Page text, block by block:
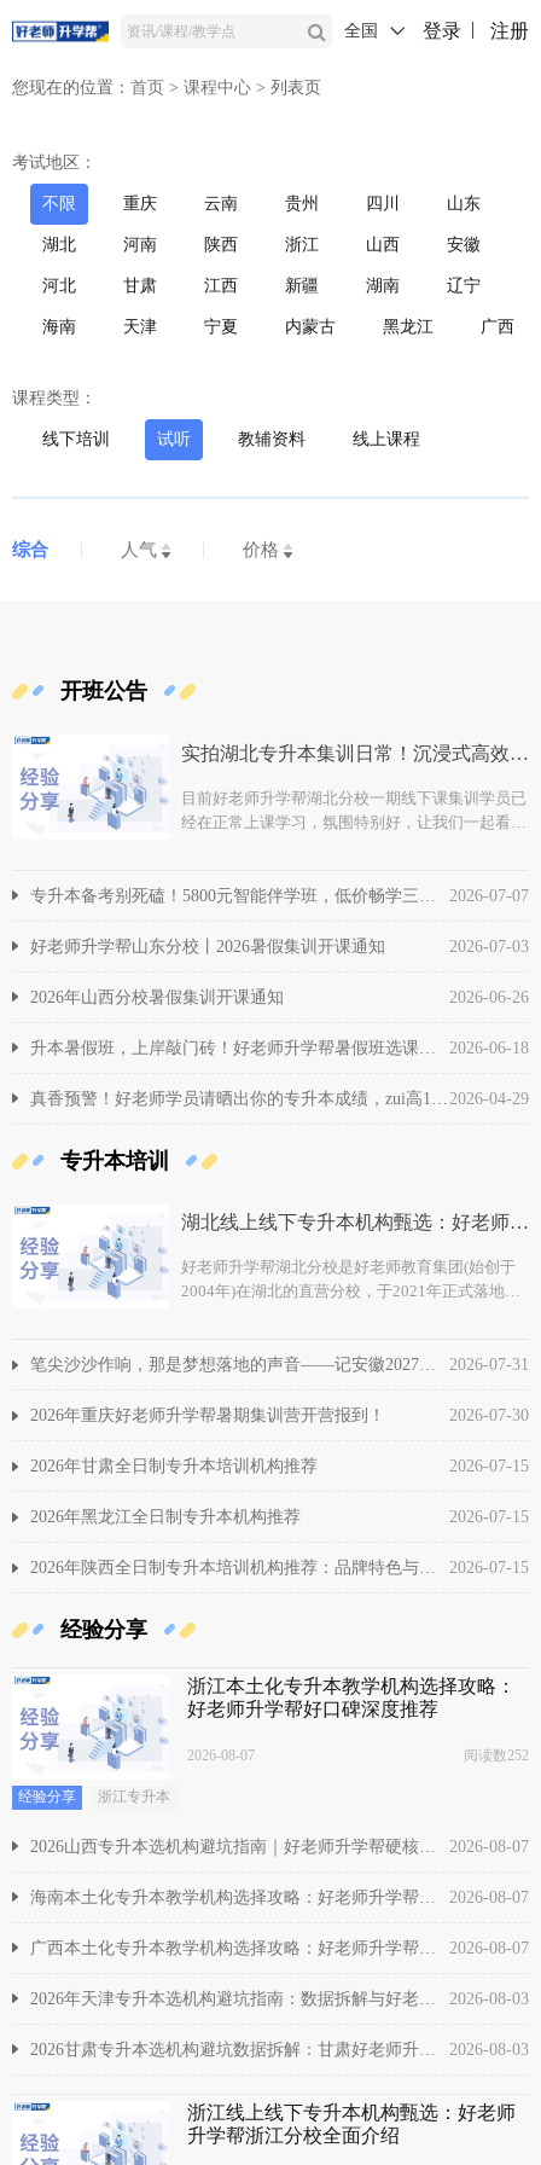
全国 登录 注册
您现在的位置： 首页 > 课程中心 > 列表页
考试地区：
不限 重庆 云南 贵州 四川 山东
湖北 河南 陕西 浙江 山西 安徽
河北 甘肃 江西 新疆 湖南 辽宁
海南 天津 宁夏 内蒙古 黑龙江 广西
课程类型：
线下培训 试听 教辅资料 线上课程
综合 人气 价格
开班公告
实拍湖北专升本集训日常！沉浸式高效学习，暑期逆袭就现在
目前好老师升学帮湖北分校一期线下课集训学员已
经在正常上课学习，氛围特别好，让我们一起看看
2026-07-07
好老师升学帮山东分校丨2026暑假集训开课通知 2026-07-03
2026年山西分校暑假集训开课通知 2026-06-26
2026-06-18
2026-04-29
专升本培训
湖北线上线下专升本机构甄选：好老师升学帮湖北分校全面介绍
好老师升学帮湖北分校是好老师教育集团(始创于
2004年)在湖北的直营分校，于2021年正式落地运
笔尖沙沙作响，那是梦想落地的声音——记安徽2027届暑期集训期中考试
2026-07-31
2026年重庆好老师升学帮暑期集训营开营报到！ 2026-07-30
2026年甘肃全日制专升本培训机构推荐 2026-07-15
2026年黑龙江全日制专升本机构推荐 2026-07-15
2026年陕西全日制专升本培训机构推荐：品牌特色与数据情报 2026-07-15
经验分享
浙江本土化专升本教学机构选择攻略：
好老师升学帮好口碑深度推荐
2026-08-07 阅读数252
经验分享 浙江专升本
2026-08-07
2026-08-07
2026-08-07
2026-08-03
2026-08-03
浙江线上线下专升本机构甄选：好老师
升学帮浙江分校全面介绍